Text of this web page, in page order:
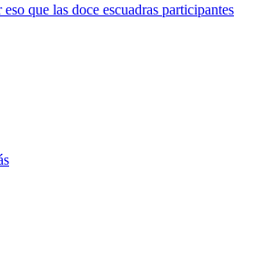
que las doce escuadras participantes